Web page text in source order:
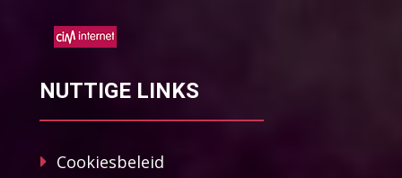
NUTTIGE LINKS
Cookiesbeleid